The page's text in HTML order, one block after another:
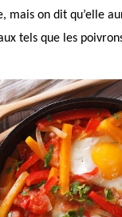
mais on dit qu’elle
tels que les